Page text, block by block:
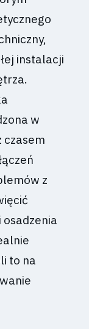
instalacji
w
czasem
z
to na